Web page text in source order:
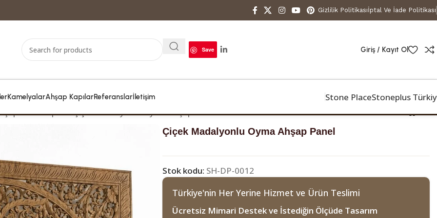
Gizlilik Politikasıİptal Ve İade Politikası
Save Giriş / Kayıt Ol
KamelyalarAhşap KapılarReferanslarİletişim Stone PlaceStoneplus
Cami Kapıları Çiçek Madalyonlu Oyma Ahşap Panel
Çiçek Madalyonlu Oyma Ahşap Panel
Stok kodu: SH-DP-0012
Türkiye'nin Her Yerine Hizmet ve Ürün Teslimi
Ücretsiz Mimari Destek ve İstediğin Ölçüde Tasarım